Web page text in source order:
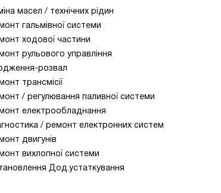
масел / технічних рідин
гальмівної системи
ходової частини
рульового управління
-розвал
трансмісії
/ регулювання паливної системи
електрообладнання
/ ремонт електронних систем
двигунів
вихлопної системи
Дод.устаткування